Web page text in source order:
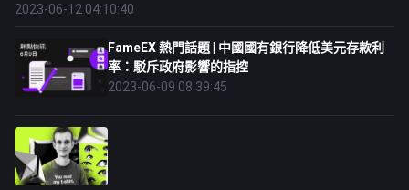
2023-06-12 04:10:40
FameEX 熱門話題 | 中國國有銀行降低美元存款利
率：駁斥政府影響的指控
2023-06-09 08:39:45